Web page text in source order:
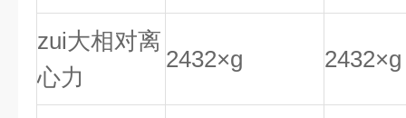
zui大相对离
心力
2432×g 2432×g